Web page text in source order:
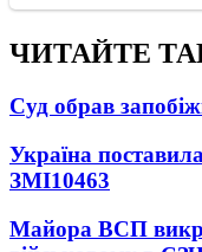
ЧИТАЙТЕ
Суд обрав
Україна
ЗМІ10463
Майора ВСП